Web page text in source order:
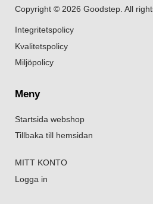
Copyright © 2026 Goodstep. All
Integritetspolicy
Kvalitetspolicy
Miljöpolicy
Meny
Startsida webshop
Tillbaka till hemsidan
MITT KONTO
Logga in